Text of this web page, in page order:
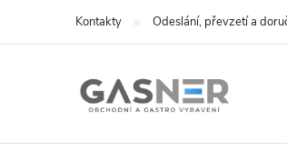
Kontakty Odeslání, převzetí a